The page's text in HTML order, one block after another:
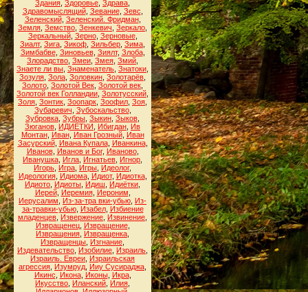
Здания Здоровье Здрава
Здравомыслящий, Зевание, Зевс
Зеленский, Зеленский. Фридман,
Земля Земство Зенкевич Зеркало
Зеркальный, Зерно, Зерновые,
Зиалт, Зига Зикоф Зильбер Зима
Зимбабве, Зиновьев, Зиялт, Злоба,
Злорадство Змеи Змея Змий
Знаете ли вы Знаменатель Знатоки
Зозуля Зола Золовкин Золотарёв
Золото Золотой Век Золотой век
Золотой век Голландии Золотусский
Золя Зонтик Зоопарк Зоофил Зоя
Зубаревич Зубоскальство,
Зубровка Зубры Зыкин Зыков
Зюганов ИДИЁТКИ Ибигдан Ив
Монтан, Иван, Иван Грозный, Иван
Засурский, Ивана Купала, Иванкина,
Иванов, Иванов и Бог, Иваново,
Иванушка Игла Игнатьев Игнор
Игорь Игра Игры Идеолог,
Идеология, Идиома, Идиот, Идиотка,
Идиото Идиоты Идиш Идиётки
Иерей, Иеремия, Иероним
Иерусалим
Из-за-тра вки-убью Из-
за-травки-убью, Изабел, Избиение
младенцев Извержение Извинение
Извращенец, Извращение,
Извращения Извращенка
Извращенцы Изгнание
Издевательство Изобилие Израиль
Израиль. Евреи Израильская
агрессия Изумруд Ииу Сусираджа
Икинс
Икона, Иконы, Икра,
Икусство Иланский Илия